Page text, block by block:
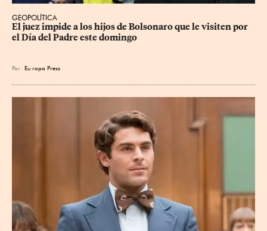
GEOPOLÍTICA
El juez impide a los hijos de Bolsonaro que le visiten por
el Día del Padre este domingo
Por Eu ropa Press